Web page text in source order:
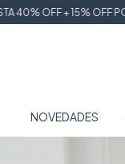
POR TRANSFERENCIA
NOVEDADES